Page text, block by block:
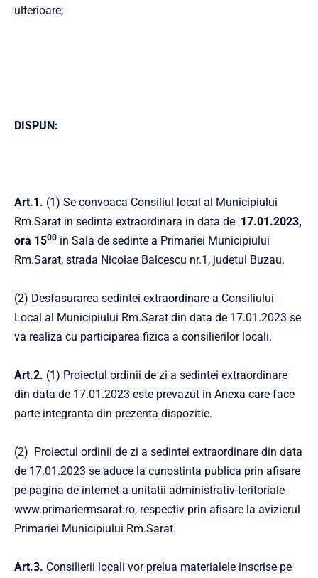
ulterioare;
DISPUN:
Art.1. (1) Se convoaca Consiliul local al Municipiului
Rm.Sarat in sedinta extraordinara in data de 17.01.2023,
ora 1500 in Sala de sedinte a Primariei Municipiului
Rm.Sarat, strada Nicolae Balcescu nr.1, judetul Buzau.
(2) Desfasurarea sedintei extraordinare a Consiliului
Local al Municipiului Rm.Sarat din data de 17.01.2023 se
va realiza cu participarea fizica a consilierilor locali.
Art.2. (1) Proiectul ordinii de zi a sedintei extraordinare
din data de 17.01.2023 este prevazut in Anexa care face
parte integranta din prezenta dispozitie.
(2) Proiectul ordinii de zi a sedintei extraordinare din data
de 17.01.2023 se aduce la cunostinta publica prin afisare
pe pagina de internet a unitatii administrativ-teritoriale
www.primariermsarat.ro, respectiv prin afisare la avizierul
Primariei Municipiului Rm.Sarat.
Art.3. Consilierii locali vor prelua materialele inscrise pe